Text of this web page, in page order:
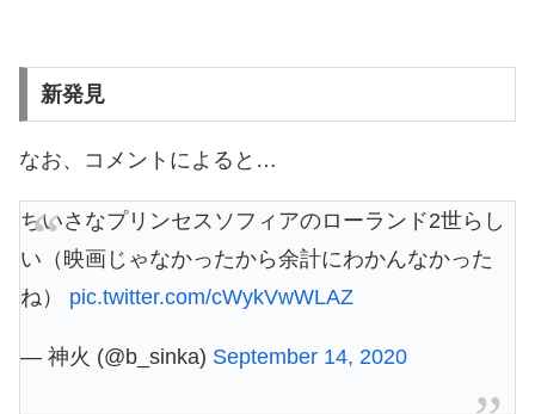
新発見
なお、コメントによると…
ちいさなプリンセスソフィアのローランド2世らし
い（映画じゃなかったから余計にわかんなかった
ね） pic.twitter.com/cWykVwWLAZ
— 神火 (@b_sinka) September 14, 2020